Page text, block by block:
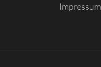
Impressum